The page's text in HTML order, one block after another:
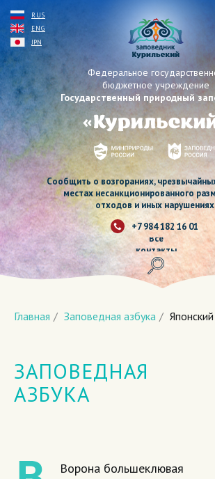
Федеральное
RUS
ENG
JPN
Все
контакты
Сообщить о возгораниях,
местах несанкционированного
отходов и иных
+7 984 182 16 01
бюджетное учреждение
Государственный природный
Главная / Заповедная азбука /
ЗАПОВЕДНАЯ
АЗБУКА
Ворона большеклювая